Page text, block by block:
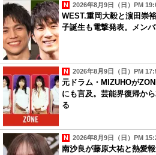
2026年8月9日（日）PM
WEST.重岡大毅と濵田崇
子誕生も電撃発表。メン
2026年8月9日（日）PM
元ドラム・MIZUHOが
にも言及。芸能界復帰か
る
2026年8月9日（日）PM
南沙良が藤原大祐と熱愛